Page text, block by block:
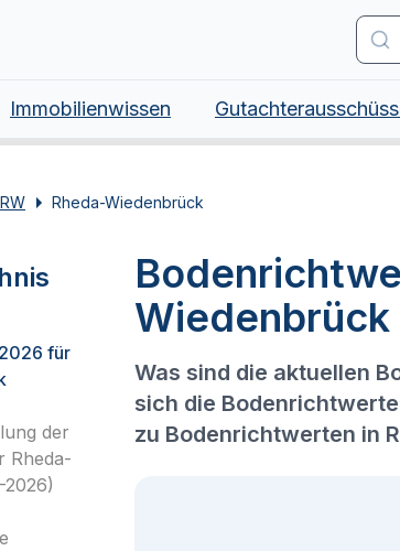
Immobilienwissen
Rheda-Wiedenbrück
für
der
Rheda-
Was sind die aktuellen
sich die
zu Bodenrichtwerten in